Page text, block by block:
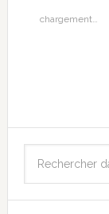
chargement…